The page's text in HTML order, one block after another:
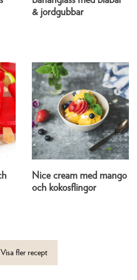
& jordgubbar
Nice cream med mango
och kokosflingor
Visa fler recept